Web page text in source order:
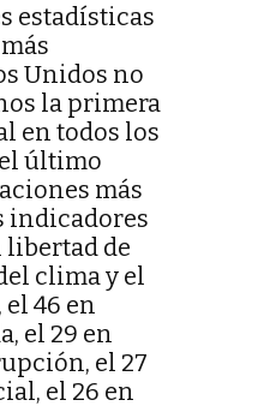
estadísticas
Unidos no
la primera
en todos los
último
más
indicadores
libertad de
clima y el
46 en
el 29 en
el 27
el 26 en